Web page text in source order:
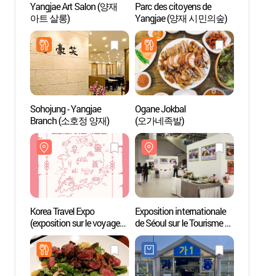
Yangjae Art Salon (양재
아트 살롱)
Parc des citoyens de
Yangjae (양재 시민의숲)
Sohojung - Yangjae
Branch (소호정 양재)
Ogane Jokbal
(오가네족발)
Korea Travel Expo
(exposition sur le voyage
en Corée) (내나라
여행박람회)
Exposition internationale
de Séoul sur le Tourisme et
la Gastronomie
(한국음식관광박람회)